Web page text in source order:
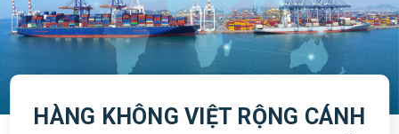
HÀNG KHÔNG VIỆT RỘNG CÁNH